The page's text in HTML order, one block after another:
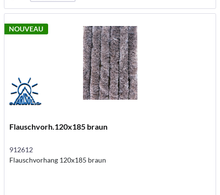
NOUVEAU
Flauschvorh.120x185 braun
912612
Flauschvorhang 120x185 braun